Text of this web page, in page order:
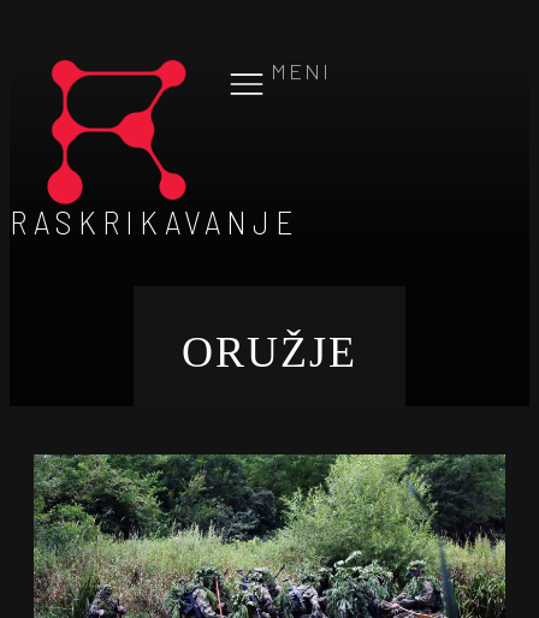
MENI
RASKRIKAVANJE
ORUŽJE